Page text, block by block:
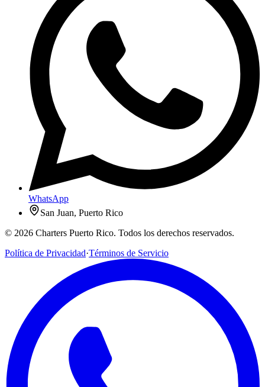
WhatsApp
San Juan, Puerto Rico
© 2026 Charters Puerto Rico. Todos los derechos reservados.
Política de Privacidad·Términos de Servicio